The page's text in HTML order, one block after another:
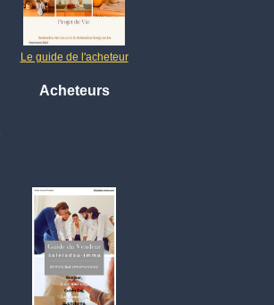
Le guide de l'acheteur
Acheteurs